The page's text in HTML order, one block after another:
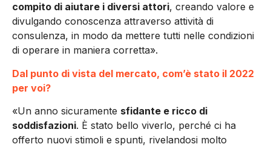
compito di aiutare i diversi attori, creando valore e
divulgando conoscenza attraverso attività di
consulenza, in modo da mettere tutti nelle condizioni
di operare in maniera corretta».
Dal punto di vista del mercato, com’è stato il 2022
per voi?
«Un anno sicuramente sfidante e ricco di
soddisfazioni. È stato bello viverlo, perché ci ha
offerto nuovi stimoli e spunti, rivelandosi molto